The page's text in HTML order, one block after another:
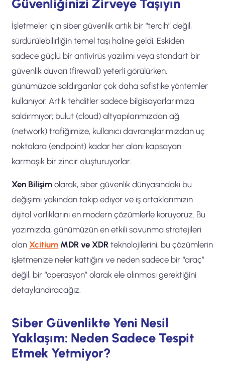
Güvenliğinizi Zirveye Taşıyın
İşletmeler için siber güvenlik artık bir “tercih” değil,
sürdürülebilirliğin temel taşı haline geldi. Eskiden
sadece güçlü bir antivirüs yazılımı veya standart bir
güvenlik duvarı (firewall) yeterli görülürken,
günümüzde saldırganlar çok daha sofistike yöntemler
kullanıyor. Artık tehditler sadece bilgisayarlarımıza
saldırmıyor; bulut (cloud) altyapılarımızdan ağ
(network) trafiğimize, kullanıcı davranışlarımızdan uç
noktalara (endpoint) kadar her alanı kapsayan
karmaşık bir zincir oluşturuyorlar.
Xen Bilişim olarak, siber güvenlik dünyasındaki bu
değişimi yakından takip ediyor ve iş ortaklarımızın
dijital varlıklarını en modern çözümlerle koruyoruz. Bu
yazımızda, günümüzün en etkili savunma stratejileri
olanXcitium MDR ve XDR teknolojilerini, bu çözümlerin
işletmenize neler kattığını ve neden sadece bir “araç”
değil, bir “operasyon” olarak ele alınması gerektiğini
detaylandıracağız.
Siber Güvenlikte Yeni Nesil
Yaklaşım: Neden Sadece Tespit
Etmek Yetmiyor?